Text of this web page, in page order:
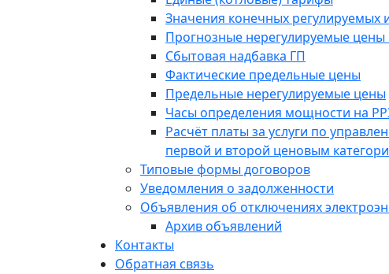
Значения конечных
Прогнозные нерегулируемые цены
Сбытовая надбавка ГП
Фактические предельные цены
Предельные нерегулируемые цены
Часы определения мощности на
Расчёт платы за услуги по
первой и второй ценовым
Типовые формы договоров
Уведомления о задолженности
Объявления об отключениях
Архив объявлений
Контакты
Обратная связь